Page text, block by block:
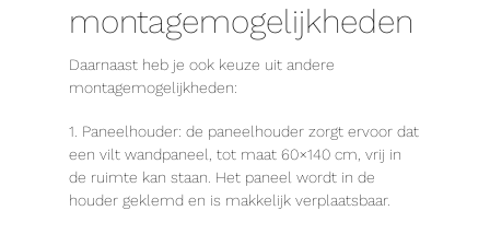
montagemogelijkheden
Daarnaast heb je ook keuze uit andere
montagemogelijkheden:
1. Paneelhouder: de paneelhouder zorgt ervoor dat
een vilt wandpaneel, tot maat 60×140 cm, vrij in
de ruimte kan staan. Het paneel wordt in de
houder geklemd en is makkelijk verplaatsbaar.